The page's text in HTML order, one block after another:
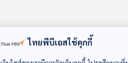
ไทยพีบีเอสใช้คุกกี้